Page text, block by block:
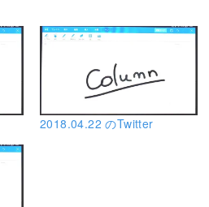
2018.04.22 のTwitter